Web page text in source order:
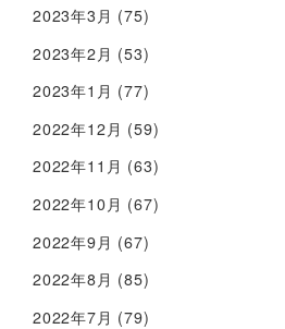
2023年3月 (75)
2023年2月 (53)
2023年1月 (77)
2022年12月 (59)
2022年11月 (63)
2022年10月 (67)
2022年9月 (67)
2022年8月 (85)
2022年7月 (79)